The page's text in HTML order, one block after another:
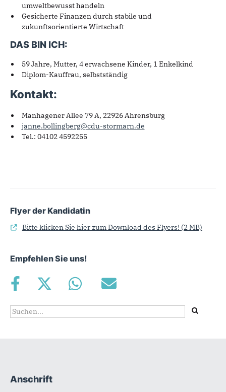
umweltbewusst handeln
Gesicherte Finanzen durch stabile und
zukunftsorientierte Wirtschaft
DAS BIN ICH:
59 Jahre, Mutter, 4 erwachsene Kinder, 1 Enkelkind
Diplom-Kauffrau, selbstständig
Kontakt:
Manhagener Allee 79 A, 22926 Ahrensburg
janne.bollingberg@cdu-stormarn.de
Tel.: 04102 4592255
Flyer der Kandidatin
Bitte klicken Sie hier zum Download des Flyers! (2 MB)
Empfehlen Sie uns!
Suchformular
Suche
Fußbereich
Anschrift